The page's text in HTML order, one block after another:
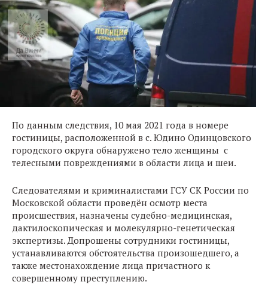
По данным следствия, 10 мая 2021 года в номере
гостиницы, расположенной в с. Юдино Одинцовского
городского округа обнаружено тело женщины с
телесными повреждениями в области лица и шеи.
Следователями и криминалистами ГСУ СК России по
Московской области проведён осмотр места
происшествия, назначены судебно-медицинская,
дактилоскопическая и молекулярно-генетическая
экспертизы. Допрошены сотрудники гостиницы,
устанавливаются обстоятельства произошедшего, а
также местонахождение лица причастного к
совершенному преступлению.